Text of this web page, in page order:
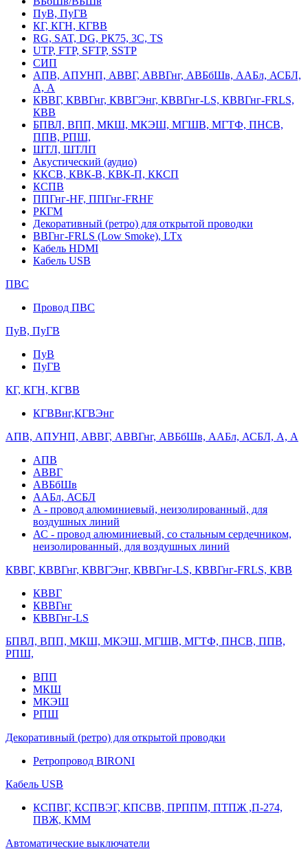
ПуВ, ПуГВ
КГ, КГН, КГВВ
RG, SAT, DG, РК75, 3С, TS
UTP, FTP, SFTP, SSTP
СИП
АПВ, АПУНП, АВВГ, АВВГнг, АВБбШв, ААБл, АСБЛ,
А, А
КВВГ, КВВГнг, КВВГЭнг, КВВГнг-LS, КВВГнг-FRLS,
КВВ
БПВЛ, ВПП, МКШ, МКЭШ, МГШВ, МГТФ, ПНСВ,
ППВ, РПШ,
ШТЛ, ШТЛП
Акустический (аудио)
ККСВ, КВК-В, КВК-П, ККСП
КСПВ
ППГнг-HF, ППГнг-FRHF
РКГМ
Декоративный (ретро) для открытой проводки
ВВГнг-FRLS (Low Smoke), LTx
Кабель HDMI
Кабель USB
ПВС
Провод ПВС
ПуВ, ПуГВ
ПуВ
ПуГВ
КГ, КГН, КГВВ
КГВВнг,КГВЭнг
АПВ, АПУНП, АВВГ, АВВГнг, АВБбШв, ААБл, АСБЛ, А, А
АПВ
АВВГ
АВБбШв
ААБл, АСБЛ
А - провод алюминиевый, неизолированный, для
воздушных линий
АС - провод алюминиевый, со стальным сердечником,
неизолированный, для воздушных линий
КВВГ, КВВГнг, КВВГЭнг, КВВГнг-LS, КВВГнг-FRLS, КВВ
КВВГ
КВВГнг
КВВГнг-LS
БПВЛ, ВПП, МКШ, МКЭШ, МГШВ, МГТФ, ПНСВ, ППВ,
РПШ,
ВПП
МКШ
МКЭШ
РПШ
Декоративный (ретро) для открытой проводки
Ретропровод BIRONI
Кабель USB
КСПВГ, КСПВЭГ, КПСВВ, ПРППМ, ПТПЖ ,П-274,
ПВЖ, КММ
Автоматические выключатели